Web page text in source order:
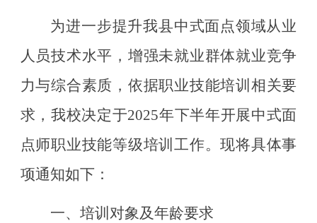
为进一步提升我县中式面点领域从业
人员技术水平，增强未就业群体就业竞争
力与综合素质，依据职业技能培训相关要
求，我校决定于2025年下半年开展中式面
点师职业技能等级培训工作。现将具体事
项通知如下：
一、培训对象及年龄要求